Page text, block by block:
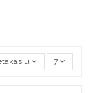
uz dārgāko
7